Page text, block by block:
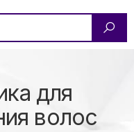
для
волос